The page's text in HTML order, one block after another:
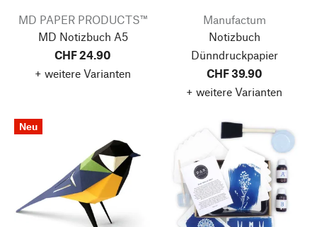
MD PAPER PRODUCTS™
MD Notizbuch A5
CHF 24.90
+ weitere Varianten
Manufactum
Notizbuch
Dünndruckpapier
CHF 39.90
+ weitere Varianten
Neu